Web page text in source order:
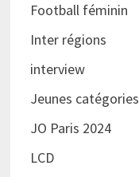
Football féminin
Inter régions
interview
Jeunes catégories
JO Paris 2024
LCD